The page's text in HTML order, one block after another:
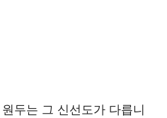
두는 그 신선도가 다릅니